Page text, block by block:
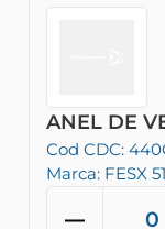
ANEL DE
Cod CDC: 440
Marca: FESX